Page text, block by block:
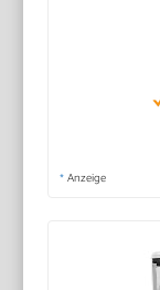
* Anzeige